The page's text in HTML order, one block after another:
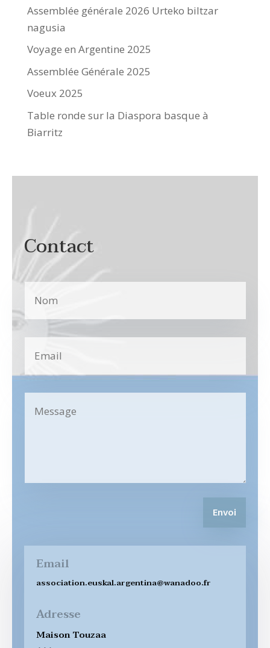
Assemblée générale 2026 Urteko biltzar
nagusia
Voyage en Argentine 2025
Assemblée Générale 2025
Voeux 2025
Table ronde sur la Diaspora basque à
Biarritz
Contact
Envoi
Email
association.euskal.argentina@wanadoo.fr
Adresse
Maison Touzaa